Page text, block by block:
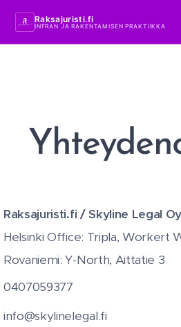
Raksajuristi.fi
INFRAN JA RAKENTAMISEN PRAKTIIKKA
Raksajuristi.fi / Skyline Legal
Helsinki Office: Tripla, Workert
Rovaniemi: Y-North, Aittatie 3
0407059377
info@skylinelegal.fi